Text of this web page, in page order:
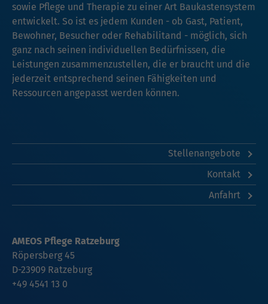
sowie Pflege und Therapie zu einer Art Baukastensystem
entwickelt. So ist es jedem Kunden - ob Gast, Patient,
Bewohner, Besucher oder Rehabilitand - möglich, sich
ganz nach seinen individuellen Bedürfnissen, die
Leistungen zusammenzustellen, die er braucht und die
jederzeit entsprechend seinen Fähigkeiten und
Ressourcen angepasst werden können.
Stellenangebote
Kontakt
Anfahrt
AMEOS Pflege Ratzeburg
Röpersberg 45
D-23909 Ratzeburg
+49 4541 13 0